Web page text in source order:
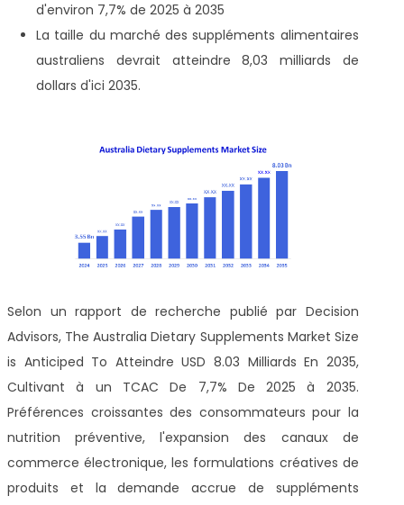
d'environ 7,7% de 2025 à 2035
La taille du marché des suppléments alimentaires
australiens devrait atteindre 8,03 milliards de
dollars d'ici 2035.
Selon un rapport de recherche publié par Decision
Advisors, The Australia Dietary Supplements Market Size
is Anticiped To Atteindre USD 8.03 Milliards En 2035,
Cultivant à un TCAC De 7,7% De 2025 à 2035.
Préférences croissantes des consommateurs pour la
nutrition préventive, l'expansion des canaux de
commerce électronique, les formulations créatives de
produits et la demande accrue de suppléments